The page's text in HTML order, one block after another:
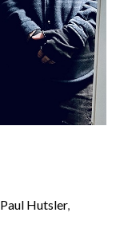
Paul Hutsler,